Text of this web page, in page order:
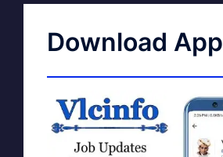
Download App